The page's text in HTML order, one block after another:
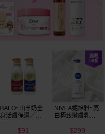
BALO~山羊奶全
身活膚保濕／玻
液(550ml) 款式可
$91
NIVEA妮維雅~亮
白極致嫩膚乳液
$299